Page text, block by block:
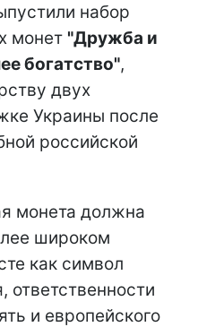
набор
монет "Дружба и
богатство",
двух
Украины после
российской
монета должна
широком
как символ
и европейского